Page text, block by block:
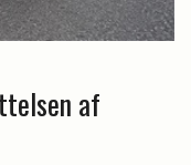
af